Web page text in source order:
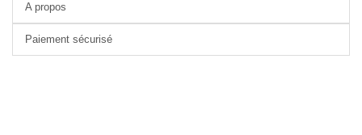
A propos
Paiement sécurisé